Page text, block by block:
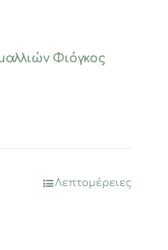
Φιόγκος
Λεπτομέρειες